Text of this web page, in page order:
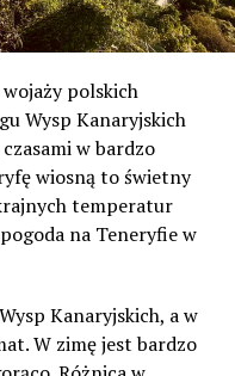
polskich
Wysp Kanaryjskich
w bardzo
wiosną to świetny
temperatur
na Teneryfie w
Kanaryjskich, a w
W zimę jest bardzo